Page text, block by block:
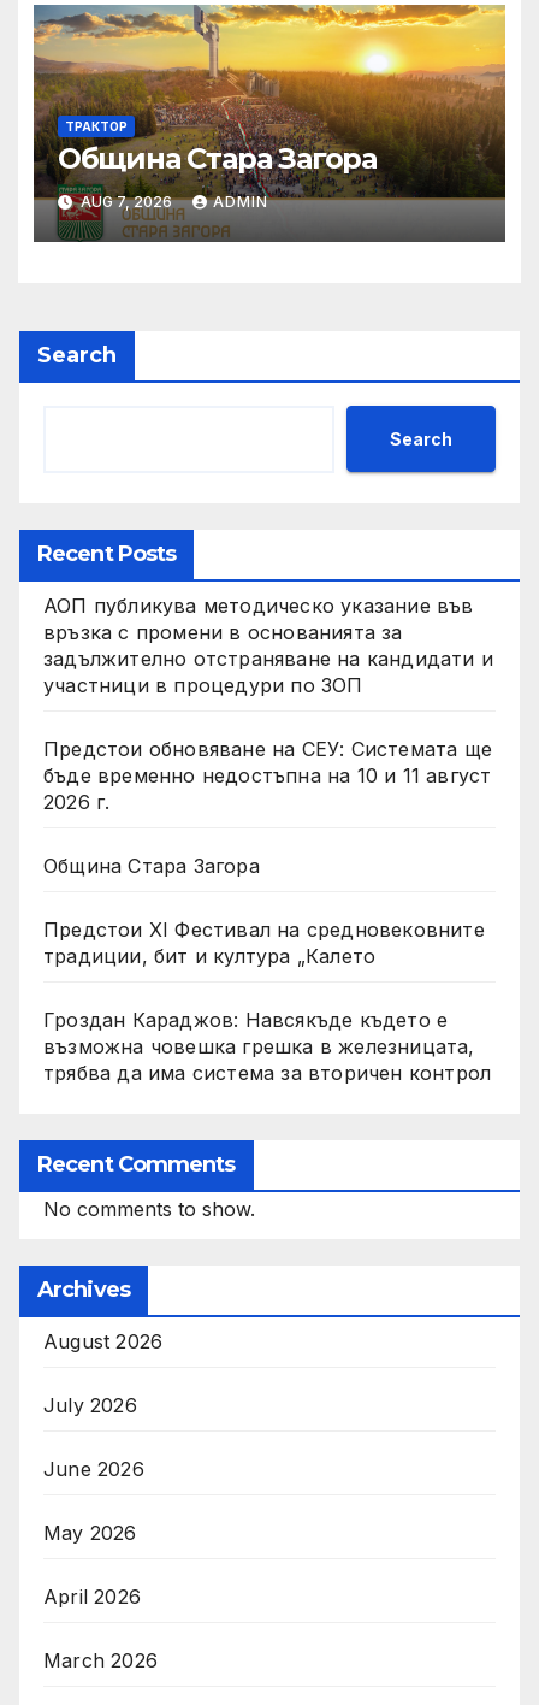
ТРАКТОР
Община Стара Загора
AUG 7, 2026 ADMIN
Search
Search
Recent Posts
АОП публикува методическо указание във
връзка с промени в основанията за
задължително отстраняване на кандидати и
участници в процедури по ЗОП
Предстои обновяване на СЕУ: Системата ще
бъде временно недостъпна на 10 и 11 август
2026 г.
Община Стара Загора
Предстои XI Фестивал на средновековните
традиции, бит и култура „Калето
Гроздан Караджов: Навсякъде където е
възможна човешка грешка в железницата,
трябва да има система за вторичен контрол
Recent Comments
No comments to show.
Archives
August 2026
July 2026
June 2026
May 2026
April 2026
March 2026